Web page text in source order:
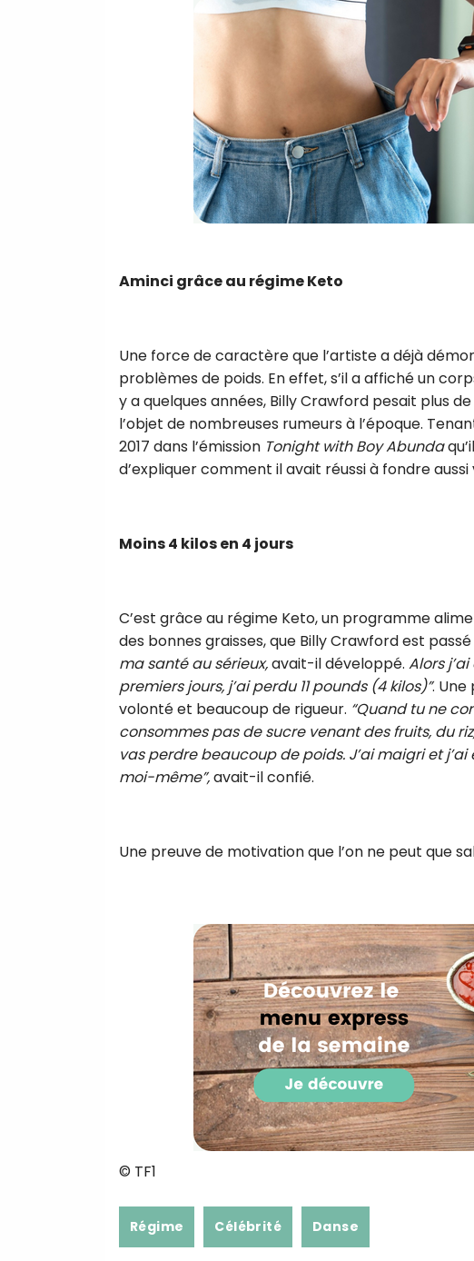
Aminci grâce au régime Keto
Une force de caractère que l’artiste a déjà
problèmes de poids. En effet, s’il a affiché un
y a quelques années, Billy Crawford pesait plus
l’objet de nombreuses rumeurs à l’époque.
2017 dans l’émission Tonight with Boy Abunda
d’expliquer comment il avait réussi à fondre aussi
Moins 4 kilos en 4 jours
C’est grâce au régime Keto, un programme
des bonnes graisses, que Billy Crawford est passé
ma santé au sérieux,avait-il développé. Alors
premiers jours, j’ai perdu 11 pounds (4 kilos)”. Une
volonté et beaucoup de rigueur. “Quand tu ne
consommes pas de sucre venant des fruits, du
vas perdre beaucoup de poids. J’ai maigri et
moi-même”,avait-il confié.
Une preuve de motivation que l’on ne peut que
© TF1
Régime Célébrité Danse